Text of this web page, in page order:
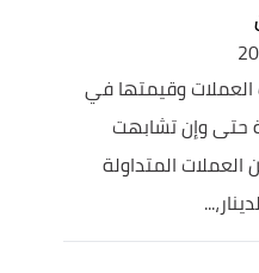
العملات وقيمتها في
حتى وإن تشابهت
العملات المتداولة